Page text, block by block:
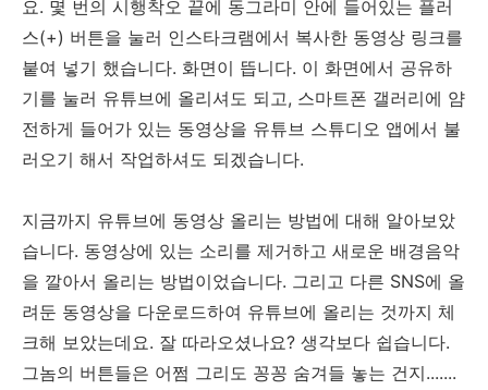
요. 몇 번의 시행착오 끝에 동그라미 안에 들어있는 플러
스(+) 버튼을 눌러 인스타크램에서 복사한 동영상 링크를
붙여 넣기 했습니다. 화면이 뜹니다. 이 화면에서 공유하
기를 눌러 유튜브에 올리셔도 되고, 스마트폰 갤러리에 얌
전하게 들어가 있는 동영상을 유튜브 스튜디오 앱에서 불
러오기 해서 작업하셔도 되겠습니다.
지금까지 유튜브에 동영상 올리는 방법에 대해 알아보았
습니다. 동영상에 있는 소리를 제거하고 새로운 배경음악
을 깔아서 올리는 방법이었습니다. 그리고 다른 SNS에 올
려둔 동영상을 다운로드하여 유튜브에 올리는 것까지 체
크해 보았는데요. 잘 따라오셨나요? 생각보다 쉽습니다.
그놈의 버튼들은 어쩜 그리도 꽁꽁 숨겨들 놓는 건지.......